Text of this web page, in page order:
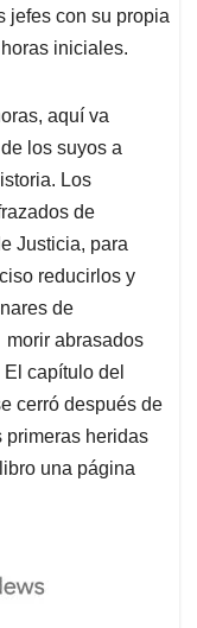
jefes con su propia
iniciales.
aquí va
los suyos a
Los
de
Justicia, para
reducirlos y
de
abrasados
capítulo del
cerró después de
primeras heridas
una página